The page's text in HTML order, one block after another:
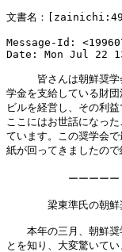
文書名：
Message-Id:
Date: Mon Jul 22
皆さんは朝鮮奨学会
学金を支給している財
ビルを経営し、その利
ここにはお世話になっ
ています。この奨学会
紙が回ってきましたので
ーーーーー　署名
梁東準氏の朝鮮奨学
本年の三月、朝鮮奨
とを知り、大変驚いて